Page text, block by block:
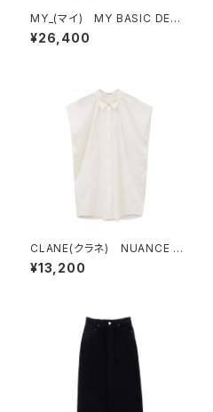
MY_(マイ) MY BASIC DENI
M INDIGO
¥26,400
CLANE(クラネ) NUANCE S
HOULDER OVER SHIRTS
WHITE
¥13,200